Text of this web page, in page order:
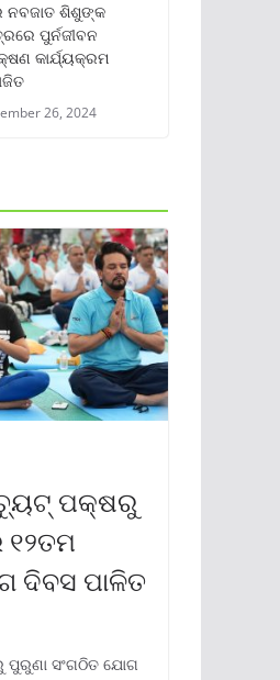
ନବଜାତ ଶିଶୁଙ୍କ
ପୁର୍ନଜୀବନ
କାର୍ଯ୍ୟକ୍ରମ
26, 2024
ପକ୍ଷରୁ
ଦିବସ ପାଳିତ
ସଂଗଠିତ ଯୋଗ